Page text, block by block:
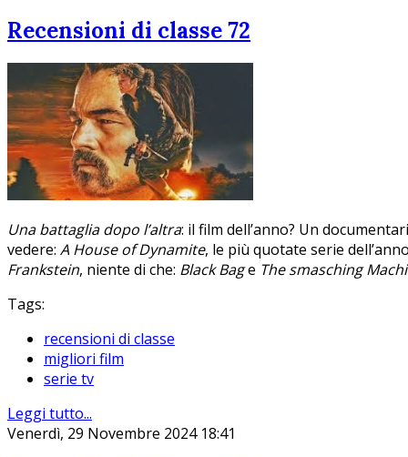
Recensioni di classe 72
Una battaglia dopo l’altra: il film dell’anno? Un
vedere: A House of Dynamite, le più quotate serie
Frankstein, niente di che: Black Bage The smasching
Tags:
recensioni di classe
migliori film
serie tv
Leggi tutto...
Venerdì, 29 Novembre 2024 18:41